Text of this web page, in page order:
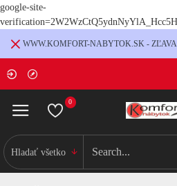
google-site-
WWW.KOMFORT-NABYTOK.SK -
0
Hladať všetko